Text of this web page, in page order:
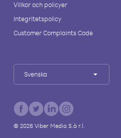
Villkor och policyer
Integritetspolicy
Customer Complaints Code
Svenska
© 2026Viber Media S.à r.l.